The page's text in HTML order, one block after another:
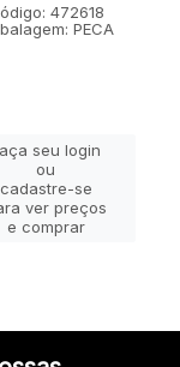
472618
PECA
seu login
ou
cadastre-se
ver preços
e comprar